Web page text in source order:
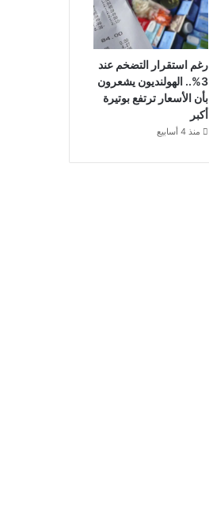
رغم استقرار التضخم عند
3%.. الهولنديون يشعرون
بأن الأسعار ترتفع بوتيرة
أكبر
منذ 4 أسابيع